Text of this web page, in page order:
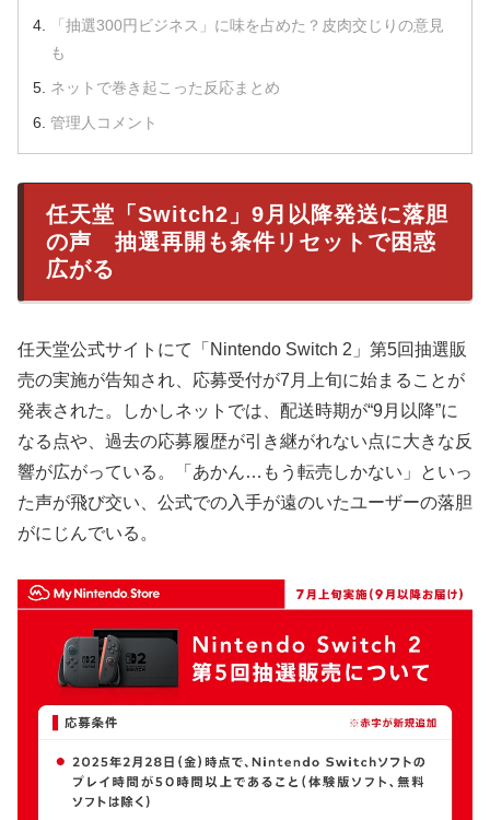
「抽選300円ビジネス」に味を占めた？皮肉交じりの意見
も
ネットで巻き起こった反応まとめ
管理人コメント
任天堂「Switch2」9月以降発送に落胆
の声 抽選再開も条件リセットで困惑
広がる
任天堂公式サイトにて「Nintendo Switch 2」第5回抽選販
売の実施が告知され、応募受付が7月上旬に始まることが
発表された。しかしネットでは、配送時期が“9月以降”に
なる点や、過去の応募履歴が引き継がれない点に大きな反
響が広がっている。「あかん…もう転売しかない」といっ
た声が飛び交い、公式での入手が遠のいたユーザーの落胆
がにじんでいる。